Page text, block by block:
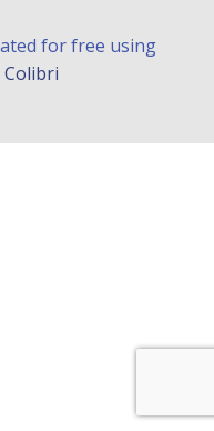
for free using
Colibri